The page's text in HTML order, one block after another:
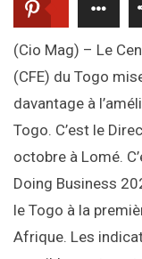
(Cio Mag) – Le
(CFE) du Togo
davantage à
Togo. C’est le
octobre à Lomé.
Doing Business
le Togo à la
Afrique. Les